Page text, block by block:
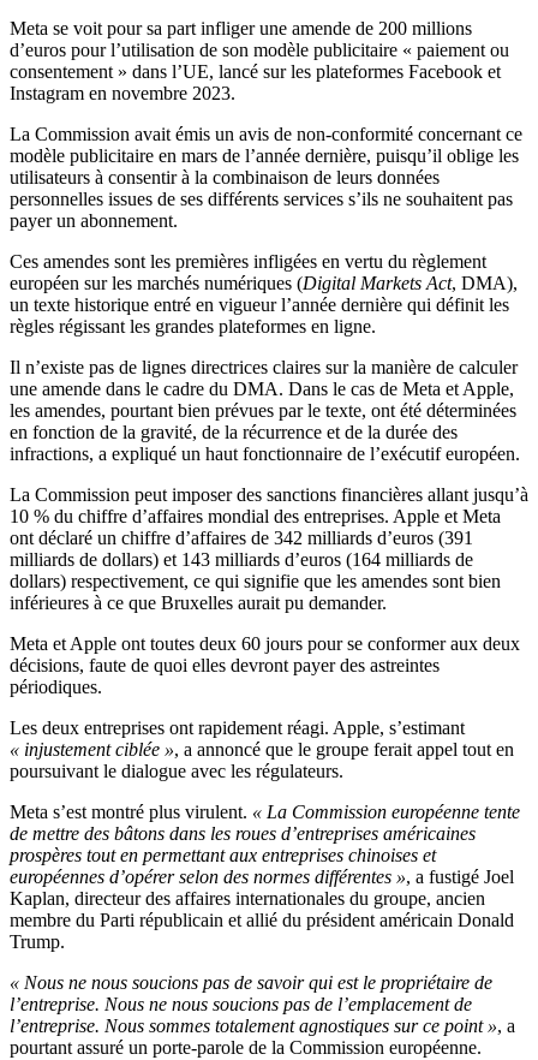
Meta se voit pour sa part infliger une amende de 200 millions
d’euros pour l’utilisation de son modèle publicitaire « paiement ou
consentement » dans l’UE, lancé sur les plateformes Facebook et
Instagram en novembre 2023.
La Commission avait émis un avis de non-conformité concernant ce
modèle publicitaire en mars de l’année dernière, puisqu’il oblige les
utilisateurs à consentir à la combinaison de leurs données
personnelles issues de ses différents services s’ils ne souhaitent pas
payer un abonnement.
Ces amendes sont les premières infligées en vertu du règlement
européen sur les marchés numériques (Digital Markets Act, DMA),
un texte historique entré en vigueur l’année dernière qui définit les
règles régissant les grandes plateformes en ligne.
Il n’existe pas de lignes directrices claires sur la manière de calculer
une amende dans le cadre du DMA. Dans le cas de Meta et Apple,
les amendes, pourtant bien prévues par le texte, ont été déterminées
en fonction de la gravité, de la récurrence et de la durée des
infractions, a expliqué un haut fonctionnaire de l’exécutif européen.
La Commission peut imposer des sanctions financières allant jusqu’à
10 % du chiffre d’affaires mondial des entreprises. Apple et Meta
ont déclaré un chiffre d’affaires de 342 milliards d’euros (391
milliards de dollars) et 143 milliards d’euros (164 milliards de
dollars) respectivement, ce qui signifie que les amendes sont bien
inférieures à ce que Bruxelles aurait pu demander.
Meta et Apple ont toutes deux 60 jours pour se conformer aux deux
décisions, faute de quoi elles devront payer des astreintes
périodiques.
Les deux entreprises ont rapidement réagi. Apple, s’estimant
« injustement ciblée », a annoncé que le groupe ferait appel tout en
poursuivant le dialogue avec les régulateurs.
Meta s’est montré plus virulent. « La Commission européenne tente
de mettre des bâtons dans les roues d’entreprises américaines
prospères tout en permettant aux entreprises chinoises et
européennes d’opérer selon des normes différentes », a fustigé Joel
Kaplan, directeur des affaires internationales du groupe, ancien
membre du Parti républicain et allié du président américain Donald
Trump.
« Nous ne nous soucions pas de savoir qui est le propriétaire de
l’entreprise. Nous ne nous soucions pas de l’emplacement de
l’entreprise. Nous sommes totalement agnostiques sur ce point », a
pourtant assuré un porte-parole de la Commission européenne.